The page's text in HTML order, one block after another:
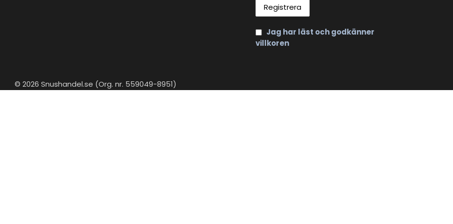
Jag har läst och godkänner
villkoren
© 2026 Snushandel.se (Org. nr. 559049-8951)